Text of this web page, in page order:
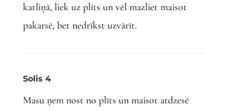
katliņā, liek uz plīts un vēl mazliet maisot
pakarsē, bet nedrīkst uzvārīt.
Solis 4
Masu ņem nost no plīts un maisot atdzesē